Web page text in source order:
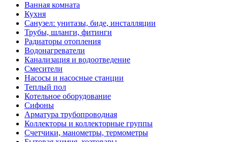
Ванная комната
Кухня
Санузел: унитазы, биде, инсталляции
Трубы, шланги, фитинги
Радиаторы отопления
Водонагреватели
Канализация и водоотведение
Смесители
Насосы и насосные станции
Теплый пол
Котельное оборудование
Сифоны
Арматура трубопроводная
Коллекторы и коллекторные группы
Счетчики, манометры, термометры